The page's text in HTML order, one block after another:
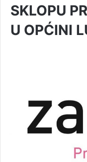
SKLOPU
U OPĆINI